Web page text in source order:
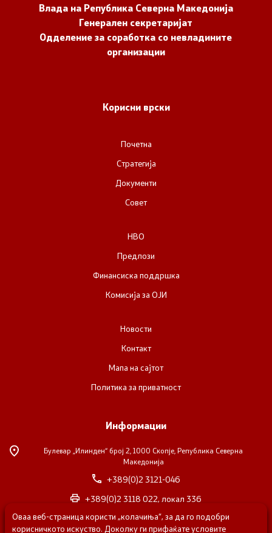
Влада на Република Северна Македонија
Генерален секретаријат
Одделение за соработка со невладините
организации
Корисни врски
Почетна
Стратегија
Документи
Совет
НВО
Предлози
Финансиска поддршка
Комисија за ОЈИ
Новости
Контакт
Мапа на сајтот
Политика за приватност
Информации
Булевар „Илинден“ број 2, 1000 Скопје, Република Северна
Македонија
+389(0)2 3121-046
+389(0)2 3118 022, локал 336
nvosorabotka@gs.gov.mk
Оваа веб-страница користи „колачиња“, за да го подобри
корисничкото искуство. Доколку ги прифаќате условите